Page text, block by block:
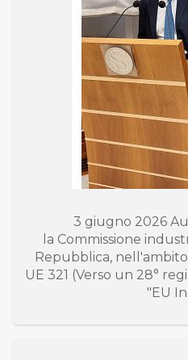
3 giugno 2026
la Commissione
Repubblica,
UE 321 (Verso un 28°
"EU